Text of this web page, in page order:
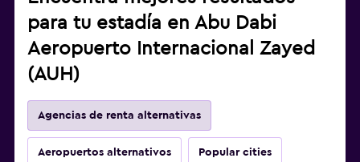
para tu estadía en Abu Dabi
Aeropuerto Internacional Zayed
(AUH)
Agencias de renta alternativas
Aeropuertos alternativos Popular cities